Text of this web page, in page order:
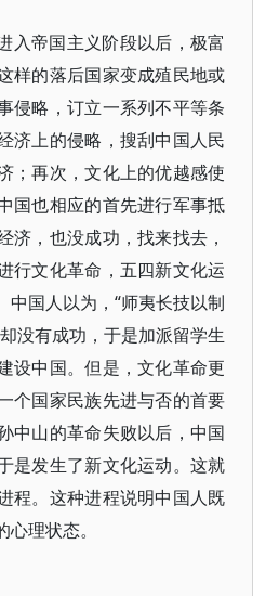
入帝国主义阶段以后，极富
样的落后国家变成殖民地或
侵略，订立一系列不平等条
济上的侵略，搜刮中国人民
；再次，文化上的优越感使
国也相应的首先进行军事抵
济，也没成功，找来找去，
行文化革命，五四新文化运
中国人以为，“师夷长技以制
没有成功，于是加派留学生
设中国。但是，文化革命更
个国家民族先进与否的首要
中山的革命失败以后，中国
是发生了新文化运动。这就
程。这种进程说明中国人既
理状态。